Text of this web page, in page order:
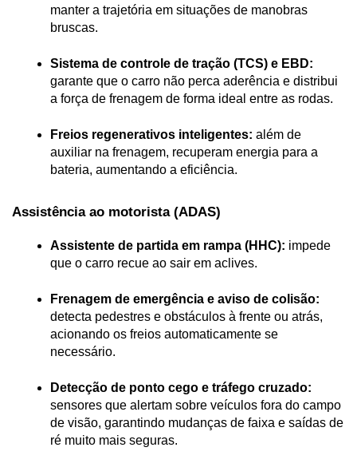
manter a trajetória em situações de manobras
bruscas.
Sistema de controle de tração (TCS) e EBD:
garante que o carro não perca aderência e distribui
a força de frenagem de forma ideal entre as rodas.
Freios regenerativos inteligentes: além de
auxiliar na frenagem, recuperam energia para a
bateria, aumentando a eficiência.
Assistência ao motorista (ADAS)
Assistente de partida em rampa (HHC): impede
que o carro recue ao sair em aclives.
Frenagem de emergência e aviso de colisão:
detecta pedestres e obstáculos à frente ou atrás,
acionando os freios automaticamente se
necessário.
Detecção de ponto cego e tráfego cruzado:
sensores que alertam sobre veículos fora do campo
de visão, garantindo mudanças de faixa e saídas de
ré muito mais seguras.